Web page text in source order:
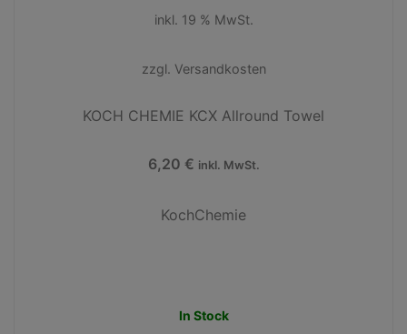
inkl. 19 % MwSt.
zzgl. Versandkosten
KOCH CHEMIE KCX Allround Towel
6,20 € inkl. MwSt.
KochChemie
In Stock